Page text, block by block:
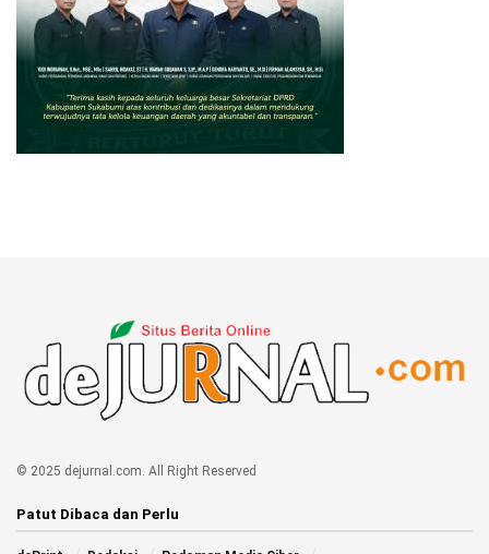
© 2025 dejurnal.com. All Right Reserved
Patut Dibaca dan Perlu